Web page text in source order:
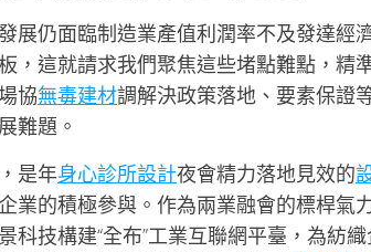
展仍面臨制造業產值利潤率不及發達經
，這就請求我們聚焦這些堵點難點，精
協無毒建材調解決政策落地、要素保證
難題。
是年身心診所設計夜會精力落地見效的
業的積極參與。作為兩業融會的標桿氣
科技構建“全布”工業互聯網平臺，為紡